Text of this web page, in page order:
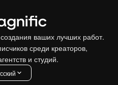
ваших лучших работ.
среди креаторов,
и студий.